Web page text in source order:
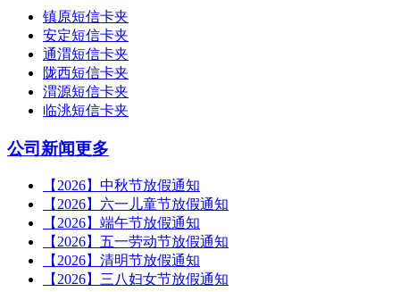
镇原短信卡夹
安定短信卡夹
通渭短信卡夹
陇西短信卡夹
渭源短信卡夹
临洮短信卡夹
公司新闻更多
【2026】中秋节放假通知
【2026】六一儿童节放假通知
【2026】端午节放假通知
【2026】五一劳动节放假通知
【2026】清明节放假通知
【2026】三八妇女节放假通知